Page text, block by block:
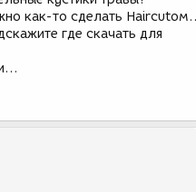
как-то сделать
где скачать для